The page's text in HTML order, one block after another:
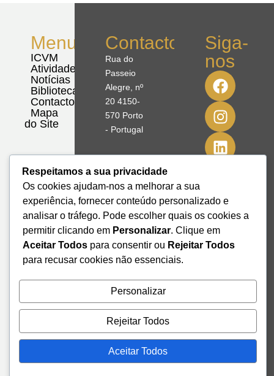
Menu
ICVM
Atividades
Notícias
Biblioteca
Contactos
Mapa
do Site
Contactos
Rua do
Passeio
Alegre, nº
20 4150-
570 Porto
- Portugal
41º08'51,70"
N
8º39'41,76"
W
+351 228
328 115
geral@institutodemobilidade.org
a
Newsletter
Send
Siga-
nos
Respeitamos a sua privacidade
Os cookies ajudam-nos a melhorar a sua
experiência, fornecer conteúdo personalizado e
analisar o tráfego. Pode escolher quais os cookies a
permitir clicando em Personalizar. Clique em
Aceitar Todos para consentir ou Rejeitar Todos
para recusar cookies não essenciais.
Personalizar
Rejeitar Todos
Aceitar Todos